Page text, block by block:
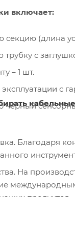
включает:
секцию (длина
с
– 1 шт.
с
черный
Благодаря
На
продуктов.